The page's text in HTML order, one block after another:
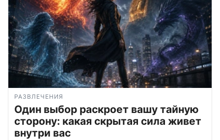
РАЗВЛЕЧЕНИЯ
Один выбор раскроет вашу тайную
сторону: какая скрытая сила живет
внутри вас